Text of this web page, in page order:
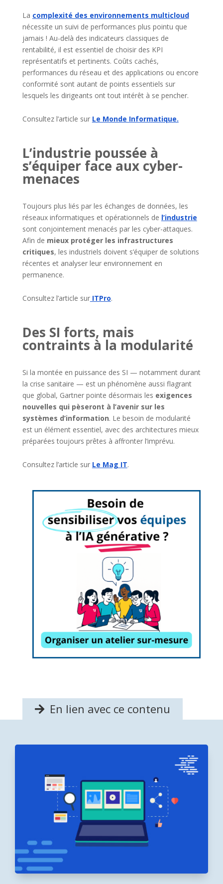
La complexité des environnements multicloud
nécessite un suivi de performances plus pointu que
jamais ! Au-delà des indicateurs classiques de
rentabilité, il est essentiel de choisir des KPI
représentatifs et pertinents. Coûts cachés,
performances du réseau et des applications ou encore
conformité sont autant de points essentiels sur
lesquels les dirigeants ont tout intérêt à se pencher.
Consultez l’article sur Le Monde Informatique.
L’industrie poussée à
s’équiper face aux cyber-
menaces
Toujours plus liés par les échanges de données, les
réseaux informatiques et opérationnels de l’industrie
sont conjointement menacés par les cyber-attaques.
Afin de mieux protéger les infrastructures
critiques, les industriels doivent s’équiper de solutions
récentes et analyser leur environnement en
permanence.
Consultez l’article surITPro.
Des SI forts, mais
contraints à la modularité
Si la montée en puissance des SI — notamment durant
la crise sanitaire — est un phénomène aussi flagrant
que global, Gartner pointe désormais les exigences
nouvelles qui pèseront à l’avenir sur les
systèmes d’information. Le besoin de modularité
est un élément essentiel, avec des architectures mieux
préparées toujours prêtes à affronter l’imprévu.
Consultez l’article sur Le Mag IT.
En lien avec ce contenu